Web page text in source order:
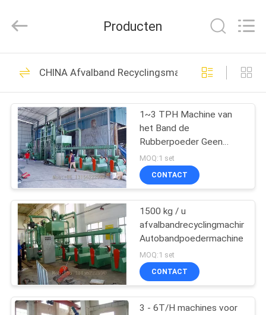
HUIS
PRODUCTEN
ONGEVEER
ONS
FABRIEKSREIS
KWALITEITSCONTROLE
CONTACTEER
ONS
Machine
CO.,LTD.
Reserved.
rubber het maken
machine
21
rubberknedermachine
38
Producten
CHINA Afvalband Recyclingsmachine
1~3 TPH Machine van
het Band de
Rubberpoeder Geen
Verontreiniging Hoge
veiligheid
MOQ:1 set
CONTACT
1500 kg / u
afvalbandrecyclingmachine
Autobandpoedermachine
MOQ:1 set
CONTACT
3 - 6T/H machines voor